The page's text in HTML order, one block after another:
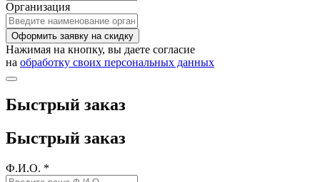
Организация
Оформить заявку на скидку
Нажимая на кнопку, вы даете согласие
на обработку своих персональных данных
Быстрый заказ
Быстрый заказ
Ф.И.О. *